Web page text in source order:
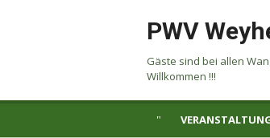
PWV
Gäste sind bei allen
Willkommen !!!